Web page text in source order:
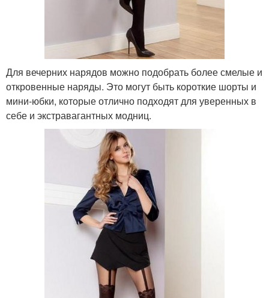
Для вечерних нарядов можно подобрать более смелые и
откровенные наряды. Это могут быть короткие шорты и
мини-юбки, которые отлично подходят для уверенных в
себе и экстравагантных модниц.